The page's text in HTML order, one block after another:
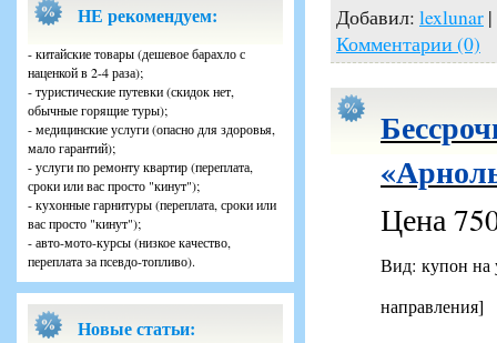
НЕ рекомендуем:
- китайские товары (дешевое барахло с
наценкой в 2-4 раза);
- туристические путевки (скидок нет,
обычные горящие туры);
- медицинские услуги (опасно для здоровья,
мало гарантий);
- услуги по ремонту квартир (переплата,
сроки или вас просто "кинут");
- кухонные гарнитуры (переплата, сроки или
вас просто "кинут");
- авто-мото-курсы (низкое качество,
переплата за псевдо-топливо).
Новые статьи:
Добавил: lexlunar
Комментарии (0)
Цена
Вид: купон
направления]